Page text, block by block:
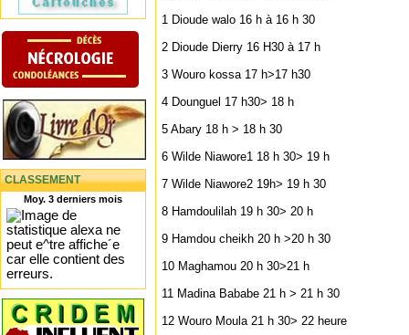
CLASSEMENT
Moy. 3 derniers mois
1 Dioude walo 16 h à 16 h 30
‎2 Dioude Dierry 16 H30 à 17 h
‎3 Wouro kossa 17 h>17 h30
‎4 Dounguel 17 h30> 18 h
‎5 Abary 18 h > 18 h 30
‎6 Wilde Niawore1 18 h 30> 19 h
‎7 Wilde Niawore2 19h> 19 h 30
‎8 Hamdoulilah 19 h 30> 20 h
‎9 Hamdou cheikh 20 h >20 h 30
‎10 Maghamou 20 h 30>21 h
‎11 Madina Bababe 21 h > 21 h 30
‎12 Wouro Moula 21 h 30> 22 heure